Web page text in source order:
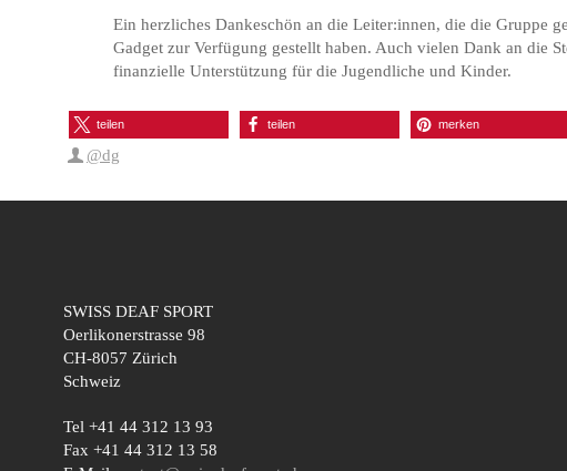
Ein herzliches Dankeschön an die Leiter:innen, die die Gruppe
Gadget zur Verfügung gestellt haben. Auch vielen Dank an die
finanzielle Unterstützung für die Jugendliche und Kinder.
teilen teilen merken
@dg
SWISS DEAF SPORT
Oerlikonerstrasse 98
CH-8057 Zürich
Schweiz
Tel +41 44 312 13 93
Fax +41 44 312 13 58